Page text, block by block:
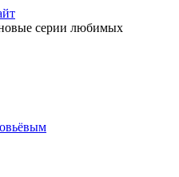
серии любимых